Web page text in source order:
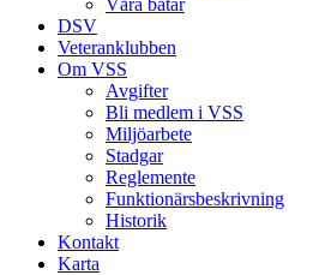
Våra båtar
DSV
Veteranklubben
Om VSS
Avgifter
Bli medlem i VSS
Miljöarbete
Stadgar
Reglemente
Funktionärsbeskrivning
Historik
Kontakt
Karta